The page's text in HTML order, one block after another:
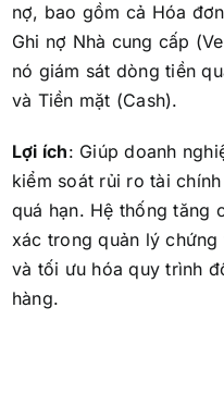
nợ, bao gồm cả Hóa
Ghi nợ Nhà cung cấp
nó giám sát dòng tiền
và Tiền mặt (Cash).
Lợi ích: Giúp doanh
kiểm soát rủi ro tài
quá hạn. Hệ thống tăng
xác trong quản lý
và tối ưu hóa quy trình
hàng.